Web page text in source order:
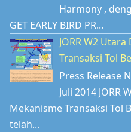
Harmony ,
GET EARLY BIRD PR...
JORR W2
Transaksi Tol
Press Release
Juli 2014 JORR
Mekanisme Transaksi Tol
telah...